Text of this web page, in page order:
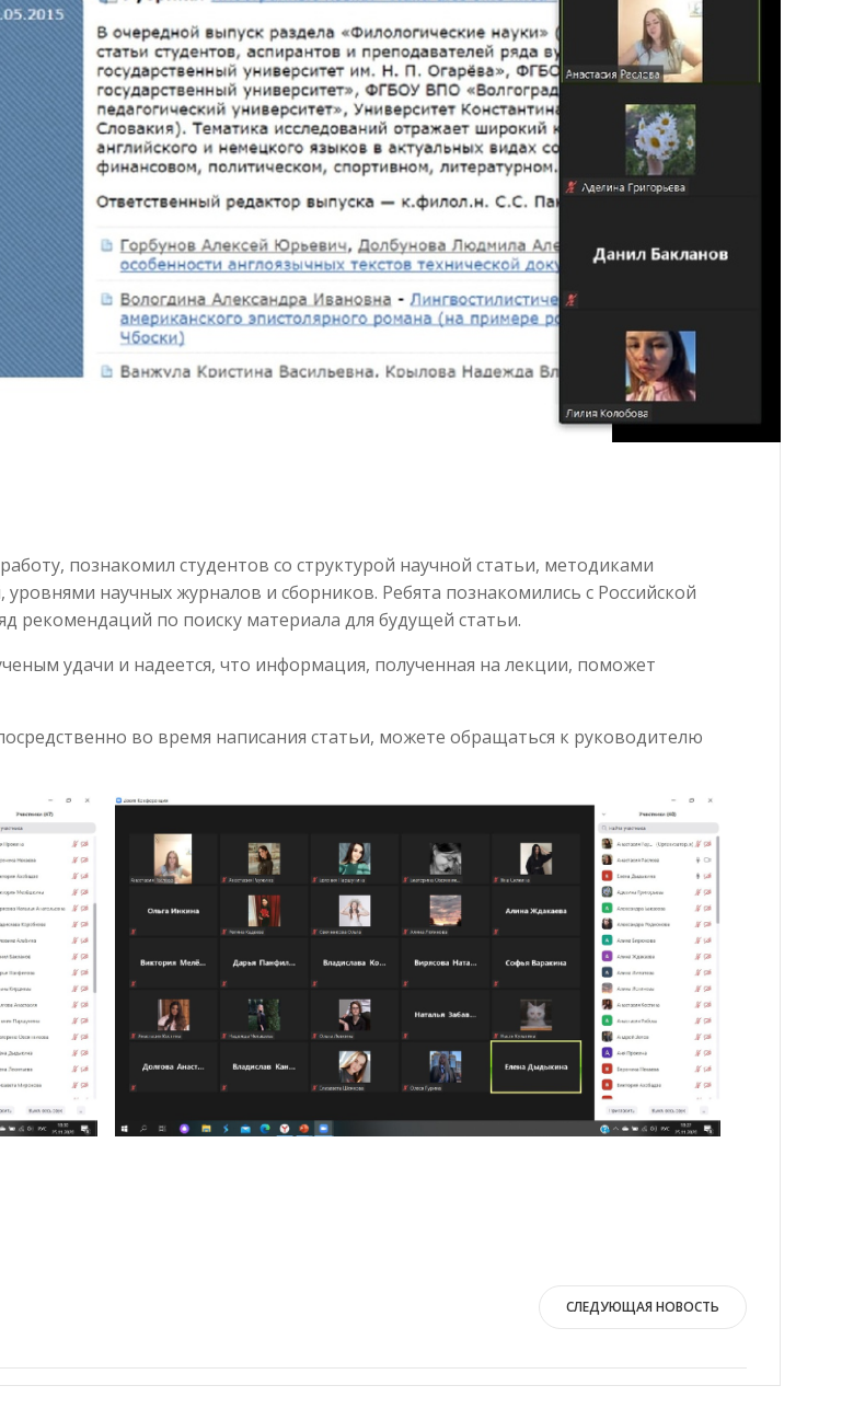
познакомил студентов со структурой научной статьи, методиками
научных журналов и сборников. Ребята познакомились с Российской
рекомендаций по поиску материала для будущей статьи.
удачи и надеется, что информация, полученная на лекции, поможет
во время написания статьи, можете обращаться к руководителю
по
СЛЕДУЮЩАЯ НОВОСТЬ